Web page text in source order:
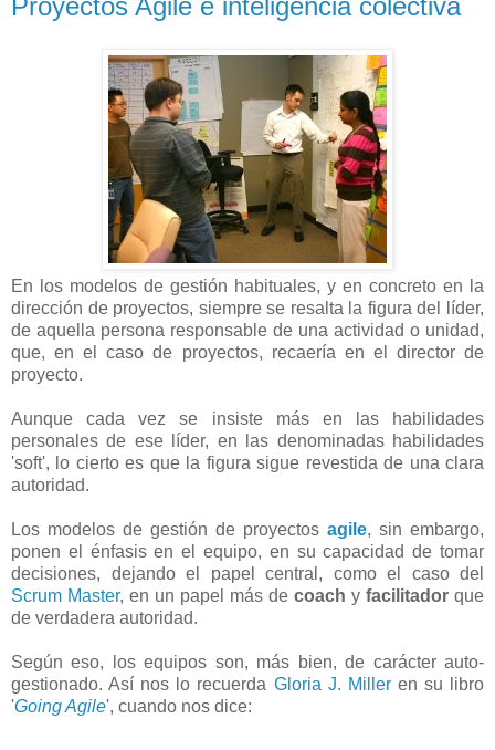
Proyectos Agile e inteligencia colectiva
En los modelos de gestión habituales, y en concreto en la
dirección de proyectos, siempre se resalta la figura del líder,
de aquella persona responsable de una actividad o unidad,
que, en el caso de proyectos, recaería en el director de
proyecto.
Aunque cada vez se insiste más en las habilidades
personales de ese líder, en las denominadas habilidades
'soft', lo cierto es que la figura sigue revestida de una clara
autoridad.
Los modelos de gestión de proyectos agile, sin embargo,
ponen el énfasis en el equipo, en su capacidad de tomar
decisiones, dejando el papel central, como el caso del
Scrum Master, en un papel más de coach y facilitador que
de verdadera autoridad.
Según eso, los equipos son, más bien, de carácter auto-
gestionado. Así nos lo recuerda Gloria J. Milleren su libro
'Going Agile', cuando nos dice: